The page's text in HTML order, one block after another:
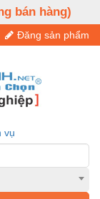
bán hàng)
Đăng sản phẩm
vụ